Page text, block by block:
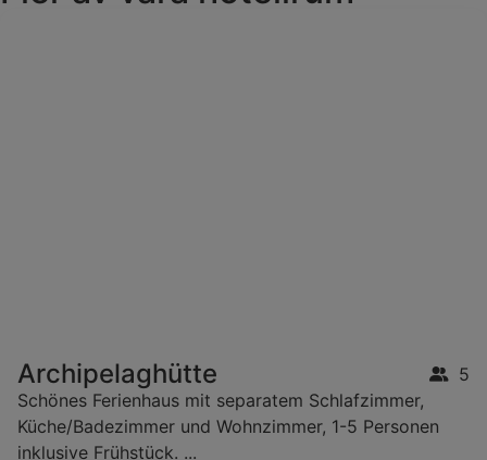
Archipelaghütte
5
Schönes Ferienhaus mit separatem Schlafzimmer,
Küche/Badezimmer und Wohnzimmer, 1-5 Personen
inklusive Frühstück. ...